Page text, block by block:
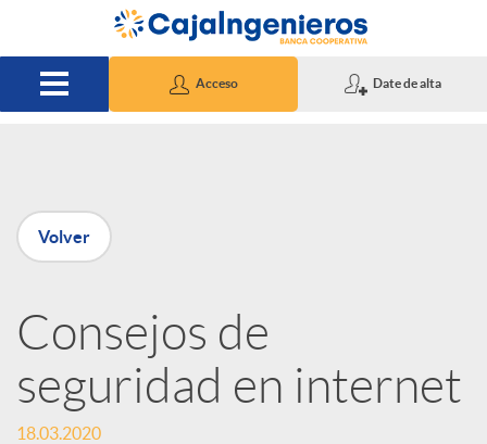
Saltar al contenido principal
Acceso Date de alta
P
u
b
l
Volver
Consejos de
seguridad en internet
18.03.2020